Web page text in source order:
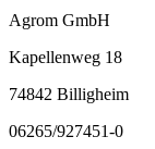
Agrom GmbH
Kapellenweg 18
74842 Billigheim
06265/927451-0